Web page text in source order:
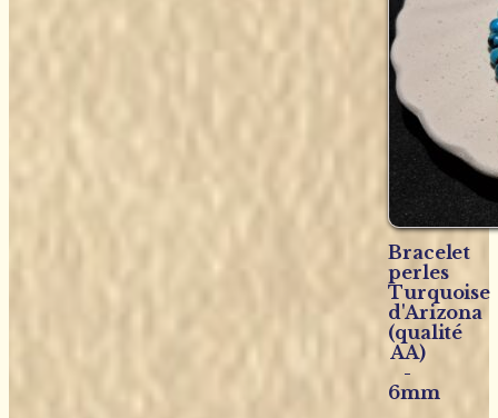
Bracelet
perles
Turquoise
d'Arizona
(qualité
AA)
-
6mm